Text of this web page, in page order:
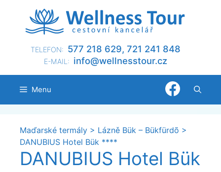
TELEFON: 577 218 629, 721 241 848
E-MAIL: zc.ru
otsse
nllew
@ofni
Menu
Maďarské termály > Lázně Bük – Bükfürdõ >
DANUBIUS Hotel Bük ****
DANUBIUS Hotel Bük